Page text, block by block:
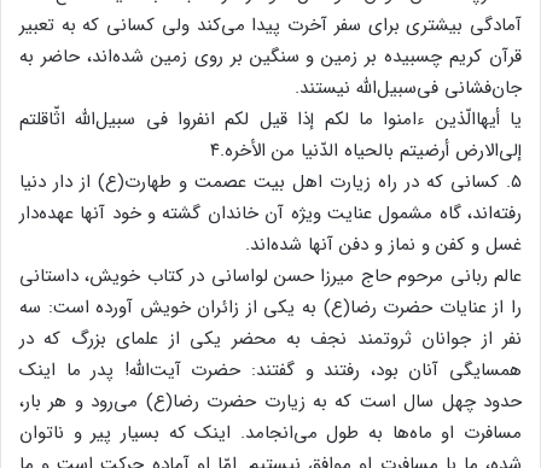
آمادگی بیشتری برای سفر آخرت پیدا می‌کند ولی کسانی که به تعبیر
قرآن کریم چسبیده بر زمین و سنگین بر روی زمین شده‌اند، حاضر به
جان‌فشانی فی‌سبیل‌الله نیستند.
یا أیهاالّذین ءامنوا ما لکم إذا قیل لکم انفروا فی سبیل‌الله اثّاقلتم
إلی‌الارض أرضیتم بالحیاه الدّنیا من الأخره.۴
۵. کسانی که در راه زیارت اهل بیت عصمت و طهارت(ع) از دار دنیا
رفته‌اند، گاه مشمول عنایت ویژه آن خاندان گشته و خود آنها عهده‌دار
غسل و کفن و نماز و دفن آنها شده‌اند.
عالم ربانی مرحوم حاج میرزا حسن لواسانی در کتاب خویش، داستانی
را از عنایات حضرت رضا(ع) به یکی از زائران خویش آورده است: سه
نفر از جوانان ثروتمند نجف به محضر یکی از علمای بزرگ که در
همسایگی آنان بود، رفتند و گفتند: حضرت آیت‌الله! پدر ما اینک
حدود چهل سال است که به زیارت حضرت رضا(ع) می‌رود و هر بار،
مسافرت او ماه‌ها به طول می‌انجامد. اینک که بسیار پیر و ناتوان